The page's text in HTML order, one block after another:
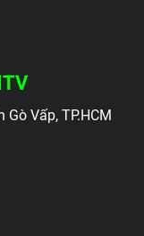
Vấp, TP.HCM